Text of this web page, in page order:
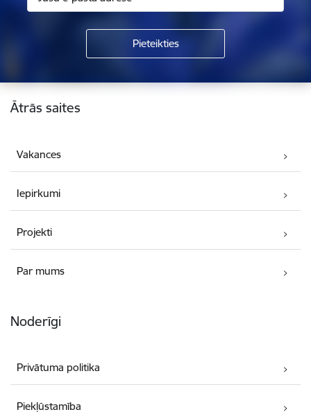
Kājene
Ātrās saites
Vakances
Iepirkumi
Projekti
Par mums
Noderīgi
Privātuma politika
Piekļūstamība